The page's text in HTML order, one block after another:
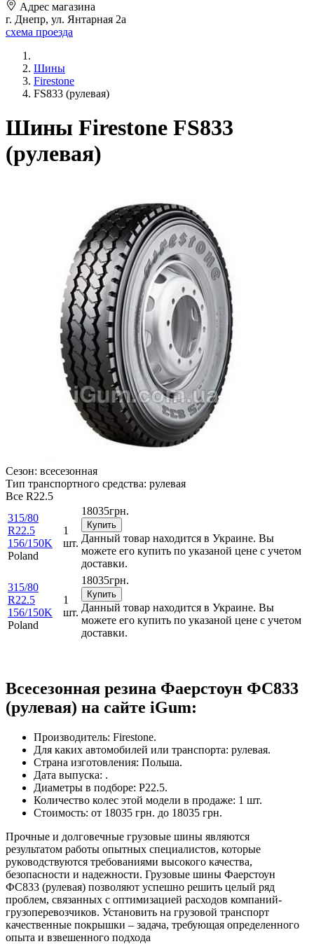
Адрес магазина
г. Днепр, ул. Янтарная 2а
схема проезда
Шины
Firestone
FS833 (рулевая)
Шины Firestone FS833
(рулевая)
Сезон: всесезонная
Тип транспортного средства: рулевая
Все R22.5
315/80
R22.5
156/150K
Poland
1
шт.
18035грн.
Купить
Данный товар находится в Украине. Вы
можете его купить по указаной цене с учетом
доставки.
315/80
R22.5
156/150K
Poland
1
шт.
18035грн.
Купить
Данный товар находится в Украине. Вы
можете его купить по указаной цене с учетом
доставки.
Всесезонная резина Фаерстоун ФС833
(рулевая) на сайте iGum:
Производитель: Firestone.
Для каких автомобилей или транспорта: рулевая.
Страна изготовления: Польша.
Дата выпуска: .
Диаметры в подборе: Р22.5.
Количество колес этой модели в продаже: 1 шт.
Стоимость: от 18035 грн. до 18035 грн.
Прочные и долговечные грузовые шины являются
результатом работы опытных специалистов, которые
руководствуются требованиями высокого качества,
безопасности и надежности. Грузовые шины Фаерстоун
ФС833 (рулевая) позволяют успешно решить целый ряд
проблем, связанных с оптимизацией расходов компаний-
грузоперевозчиков. Установить на грузовой транспорт
качественные покрышки – задача, требующая определенного
опыта и взвешенного подхода